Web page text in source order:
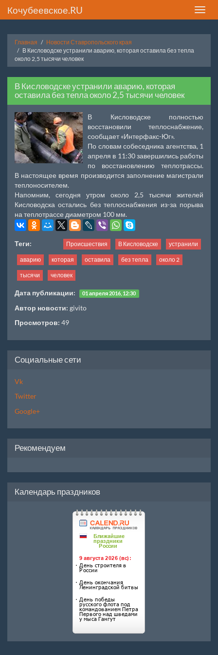
Toggle
Кочубеевское.RU
Главная
Новости Ставропольского края
В Кисловодске устранили аварию, которая оставила без тепла
около 2,5 тысячи человек
В Кисловодске устранили аварию, которая
оставила без тепла около 2,5 тысячи человек
В Кисловодске полностью
восстановили теплоснабжение,
сообщает «Интерфакс-Юг».
По словам собеседника агентства, 1
апреля в 11:30 завершились работы
по восстановлению теплотрассы.
В настоящее время производится заполнение магистрали
теплоносителем.
Напомним, сегодня утром около 2,5 тысячи жителей
Кисловодска остались без теплоснабжения из-за порыва
на теплотрассе диаметром 100 мм.
Теги: Происшествия В Кисловодске устранили
аварию которая оставила без тепла около 2
тысячи человек
Дата публикации: 01 апреля 2016, 12:30
Автор новости: givito
Просмотров: 49
Социальные сети
Vk
Twitter
Google+
Рекомендуем
Календарь праздников